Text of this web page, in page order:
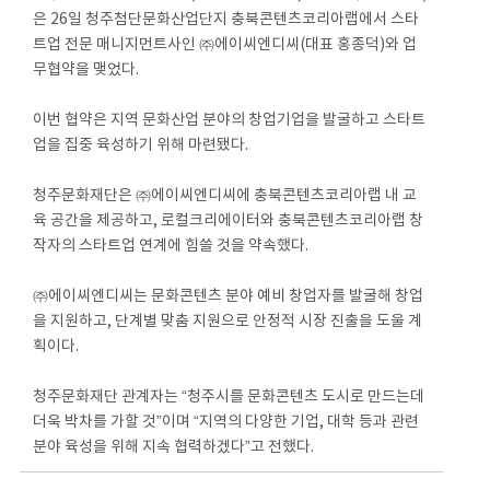
은 26일 청주첨단문화산업단지 충북콘텐츠코리아랩에서 스타
트업 전문 매니지먼트사인 ㈜에이씨엔디씨(대표 홍종덕)와 업
무협약을 맺었다.
이번 협약은 지역 문화산업 분야의 창업기업을 발굴하고 스타트
업을 집중 육성하기 위해 마련됐다.
청주문화재단은 ㈜에이씨엔디씨에 충북콘텐츠코리아랩 내 교
육 공간을 제공하고, 로컬크리에이터와 충북콘텐츠코리아랩 창
작자의 스타트업 연계에 힘쓸 것을 약속했다.
㈜에이씨엔디씨는 문화콘텐츠 분야 예비 창업자를 발굴해 창업
을 지원하고, 단계별 맞춤 지원으로 안정적 시장 진출을 도울 계
획이다.
청주문화재단 관계자는 “청주시를 문화콘텐츠 도시로 만드는데
더욱 박차를 가할 것”이며 “지역의 다양한 기업, 대학 등과 관련
분야 육성을 위해 지속 협력하겠다”고 전했다.